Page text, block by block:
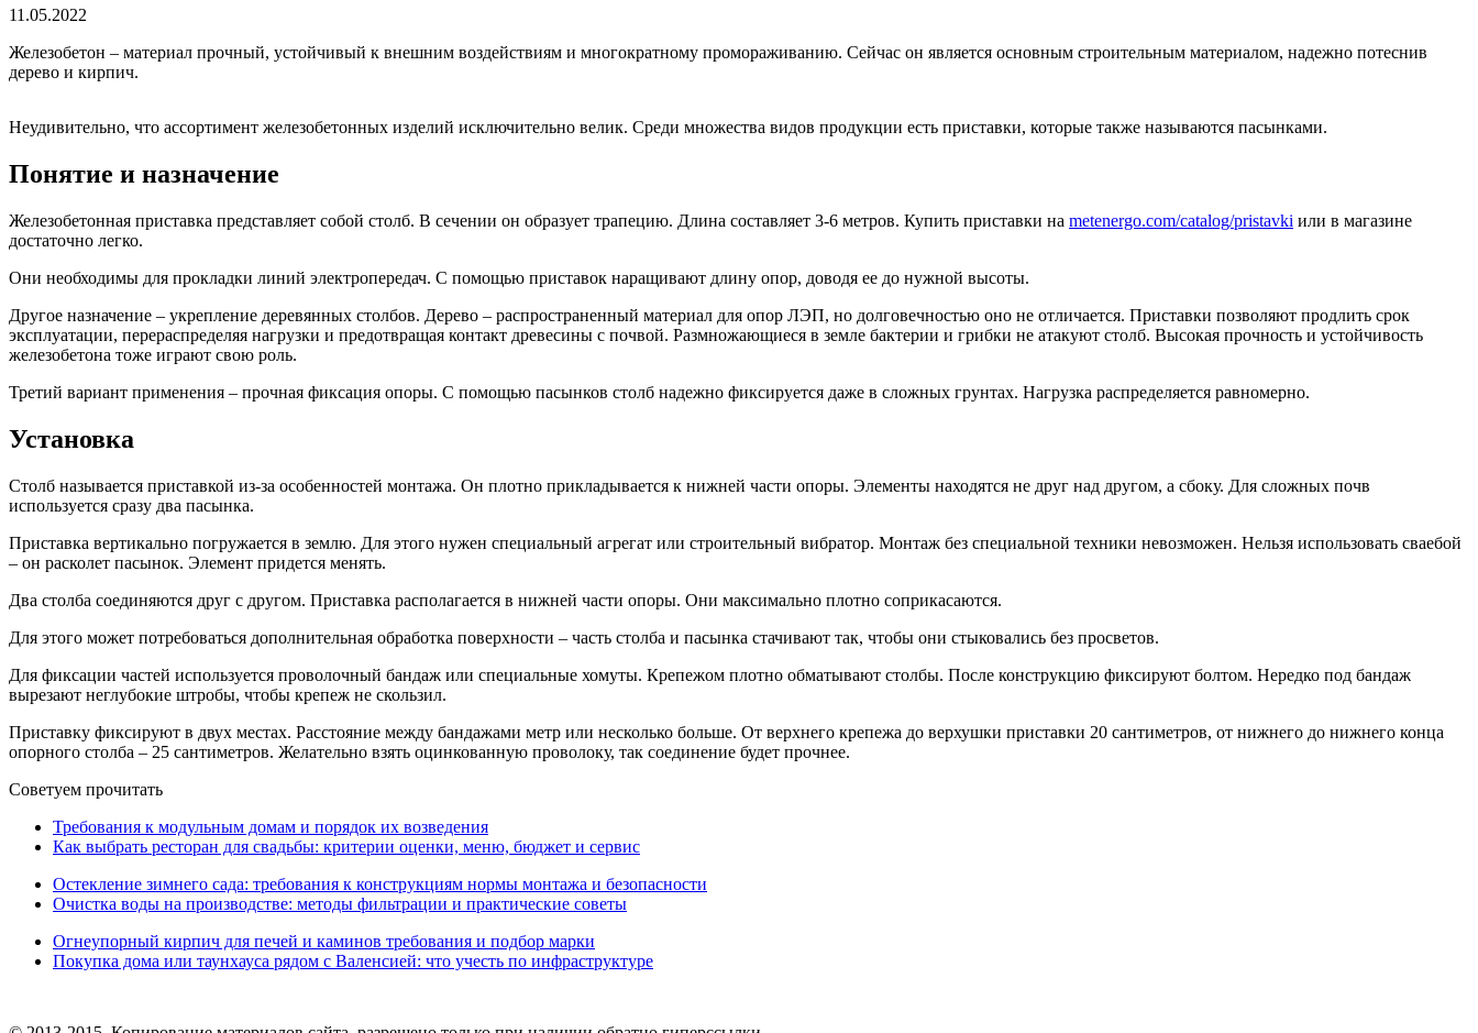
11.05.2022
Железобетон – материал прочный, устойчивый к внешним воздействиям и многократному промораживанию. Сейчас он является основным строительным материалом, надежно потеснив
дерево и кирпич.
Неудивительно, что ассортимент железобетонных изделий исключительно велик. Среди множества видов продукции есть приставки, которые также называются пасынками.
Понятие и назначение
Железобетонная приставка представляет собой столб. В сечении он образует трапецию. Длина составляет 3-6 метров. Купить приставки на metenergo.com/catalog/pristavki или в магазине
достаточно легко.
Они необходимы для прокладки линий электропередач. С помощью приставок наращивают длину опор, доводя ее до нужной высоты.
Другое назначение – укрепление деревянных столбов. Дерево – распространенный материал для опор ЛЭП, но долговечностью оно не отличается. Приставки позволяют продлить срок
эксплуатации, перераспределяя нагрузки и предотвращая контакт древесины с почвой. Размножающиеся в земле бактерии и грибки не атакуют столб. Высокая прочность и устойчивость
железобетона тоже играют свою роль.
Третий вариант применения – прочная фиксация опоры. С помощью пасынков столб надежно фиксируется даже в сложных грунтах. Нагрузка распределяется равномерно.
Установка
Столб называется приставкой из-за особенностей монтажа. Он плотно прикладывается к нижней части опоры. Элементы находятся не друг над другом, а сбоку. Для сложных почв
используется сразу два пасынка.
Приставка вертикально погружается в землю. Для этого нужен специальный агрегат или строительный вибратор. Монтаж без специальной техники невозможен. Нельзя использовать сваебой
– он расколет пасынок. Элемент придется менять.
Два столба соединяются друг с другом. Приставка располагается в нижней части опоры. Они максимально плотно соприкасаются.
Для этого может потребоваться дополнительная обработка поверхности – часть столба и пасынка стачивают так, чтобы они стыковались без просветов.
Для фиксации частей используется проволочный бандаж или специальные хомуты. Крепежом плотно обматывают столбы. После конструкцию фиксируют болтом. Нередко под бандаж
вырезают неглубокие штробы, чтобы крепеж не скользил.
Приставку фиксируют в двух местах. Расстояние между бандажами метр или несколько больше. От верхнего крепежа до верхушки приставки 20 сантиметров, от нижнего до нижнего конца
опорного столба – 25 сантиметров. Желательно взять оцинкованную проволоку, так соединение будет прочнее.
Советуем прочитать
Требования к модульным домам и порядок их возведения
Как выбрать ресторан для свадьбы: критерии оценки, меню, бюджет и сервис
Остекление зимнего сада: требования к конструкциям нормы монтажа и безопасности
Очистка воды на производстве: методы фильтрации и практические советы
Огнеупорный кирпич для печей и каминов требования и подбор марки
Покупка дома или таунхауса рядом с Валенсией: что учесть по инфраструктуре